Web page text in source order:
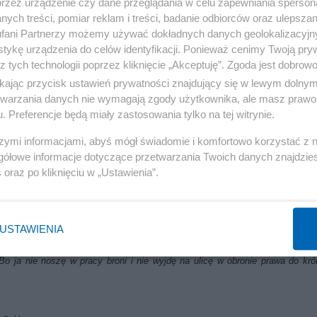
mediach. Poniżej kilka przykładów z ostatnich tygodni.
Reklama
czytelników takimi oto twierdzeniami:
natychmiast wbija się w przekonanie, że jeśli musiałby
ktokolwiek ośmieli się zasugerować, że "mundurówki" powinny
pracują już dzisiaj. Bo oni "zawarli kontrakt, że mogą pracować 15
że da mi emeryturę w wieku 65 lat. A teraz zmienia kontrakt i mówi "nie
ja nie noszę w pracy broni i nie wyjdę na ulicę w obronie prawa do
treści, pomiar reklam i treści, badanie odbiorców oraz
Partnerzy możemy używać dokładnych danych
urządzenia do celów identyfikacji. Ponieważ cenimy Twoją
tych technologii poprzez kliknięcie „Akceptuję”. Zgoda jest
przycisk ustawień prywatności znajdujący się w lewym
danych nie wymagają zgody użytkownika, ale masz
Preferencje będą miały zastosowania tylko na tej witrynie.
informacjami, abyś mógł świadomie i komfortowo korzystać z
informacje dotyczące przetwarzania Twoich danych
oraz po kliknięciu w „Ustawienia”.
USTAWIENIA